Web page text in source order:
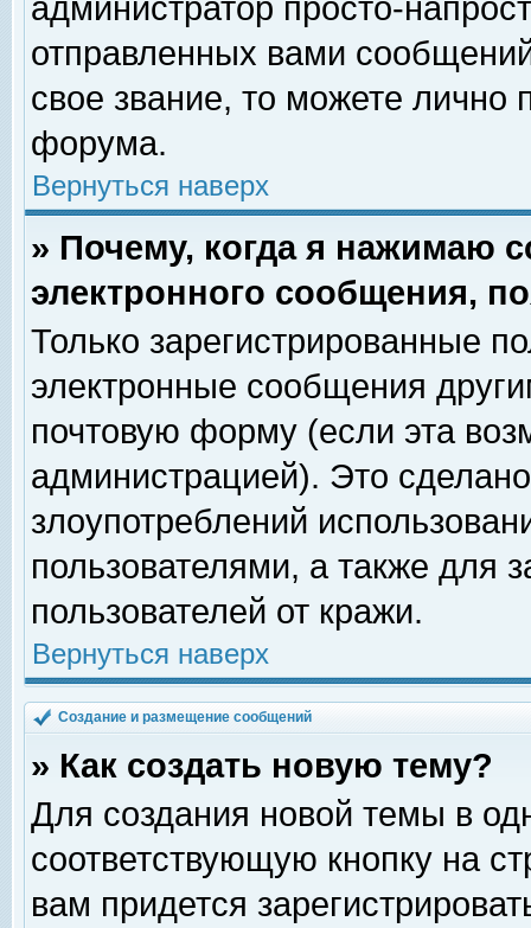
администратор просто-
отправленных вами
свое звание, то можете лично
форума.
Вернуться наверх
» Почему, когда я нажимаю
электронного сообщения,
Только зарегистрированные
электронные сообщения
почтовую форму (если эта
администрацией). Это
злоупотреблений
пользователями, а также для
пользователей от кражи.
Вернуться наверх
Создание и размещение сообщений
» Как создать новую тему?
Для создания новой темы в
соответствующую кнопку на
вам придется